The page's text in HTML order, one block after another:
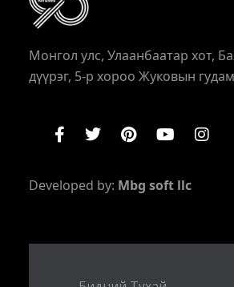
Монгол улс, Улаанбаатар хот,
дүүрэг, 5-р хороо Жуковын
Developed by: Mbg soft llc